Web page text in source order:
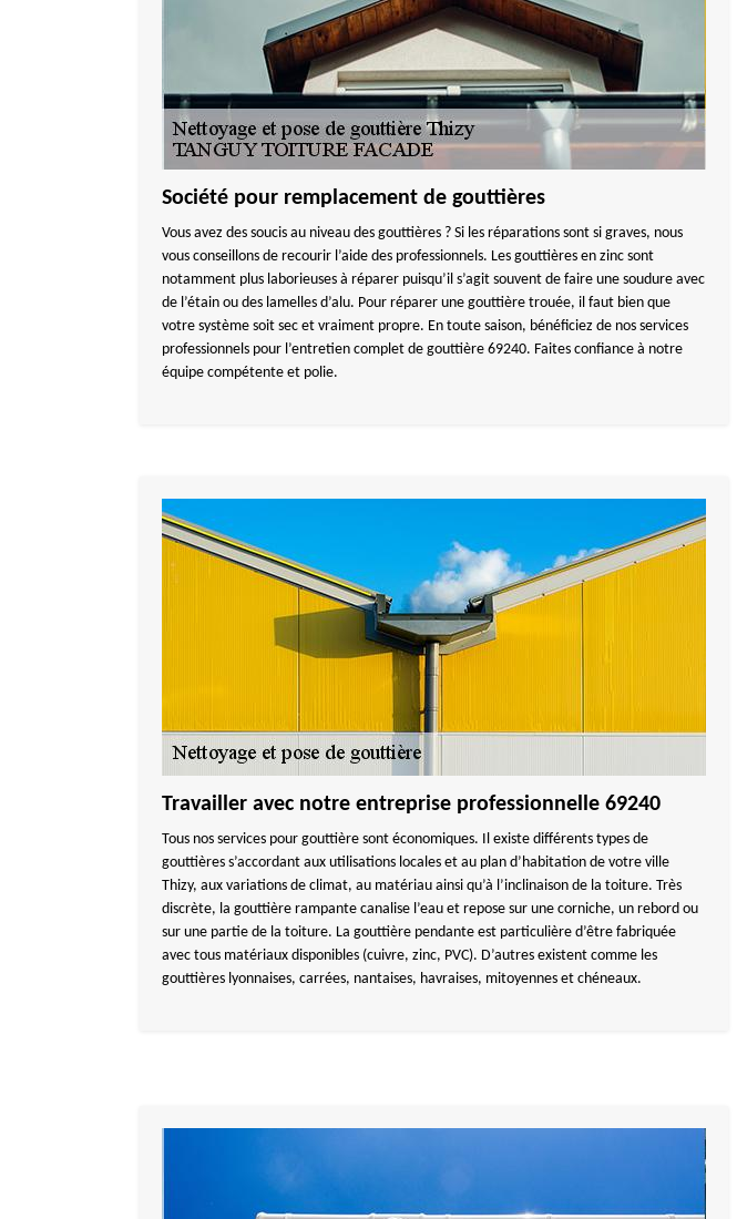
Société pour remplacement de gouttières
Vous avez des soucis au niveau des gouttières ? Si les réparations sont si graves, nous
vous conseillons de recourir l’aide des professionnels. Les gouttières en zinc sont
notamment plus laborieuses à réparer puisqu’il s’agit souvent de faire une soudure avec
de l’étain ou des lamelles d’alu. Pour réparer une gouttière trouée, il faut bien que
votre système soit sec et vraiment propre. En toute saison, bénéficiez de nos services
professionnels pour l’entretien complet de gouttière 69240. Faites confiance à notre
équipe compétente et polie.
Travailler avec notre entreprise professionnelle 69240
Tous nos services pour gouttière sont économiques. Il existe différents types de
gouttières s’accordant aux utilisations locales et au plan d’habitation de votre ville
Thizy, aux variations de climat, au matériau ainsi qu’à l’inclinaison de la toiture. Très
discrète, la gouttière rampante canalise l’eau et repose sur une corniche, un rebord ou
sur une partie de la toiture. La gouttière pendante est particulière d’être fabriquée
avec tous matériaux disponibles (cuivre, zinc, PVC). D’autres existent comme les
gouttières lyonnaises, carrées, nantaises, havraises, mitoyennes et chéneaux.